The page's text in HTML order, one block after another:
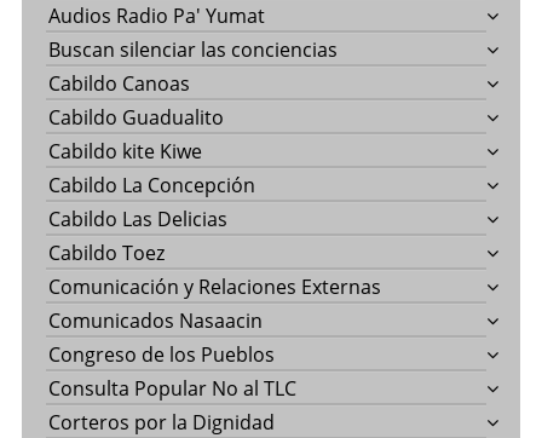
Audios Radio Pa' Yumat
Buscan silenciar las conciencias
Cabildo Canoas
Cabildo Guadualito
Cabildo kite Kiwe
Cabildo La Concepción
Cabildo Las Delicias
Cabildo Toez
Comunicación y Relaciones Externas
Comunicados Nasaacin
Congreso de los Pueblos
Consulta Popular No al TLC
Corteros por la Dignidad